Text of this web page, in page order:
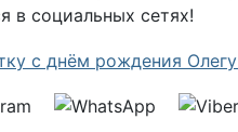
в социальных сетях!